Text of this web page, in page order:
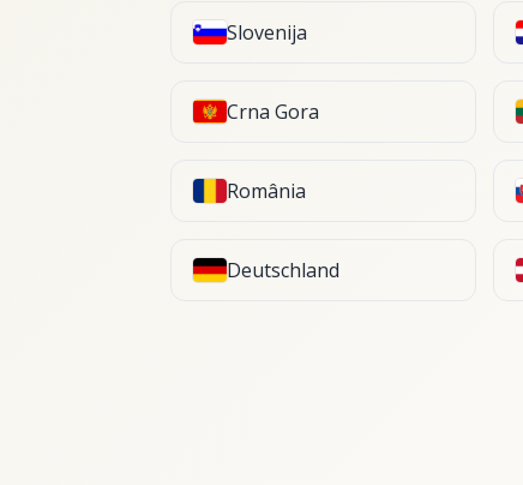
Slovenija
Crna Gora
România
Deutschland